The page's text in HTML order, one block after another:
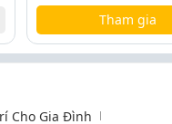
Tham gia
Cho Gia Đình